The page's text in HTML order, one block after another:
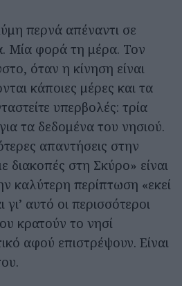
περνά απέναντι σε
Μία φορά τη μέρα. Τον
όταν η κίνηση είναι
κάποιες μέρες και τα
υπερβολές: τρία
τα δεδομένα του νησιού.
απαντήσεις στην
στη Σκύρο» είναι
καλύτερη περίπτωση «εκεί
αυτό οι περισσότεροι
κρατούν το νησί
αφού επιστρέψουν. Είναι